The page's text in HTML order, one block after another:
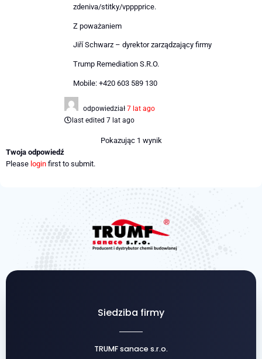
zdeniva/stitky/vpppprice.
Z poważaniem
Jiří Schwarz – dyrektor zarządzający firmy
Trump Remediation S.R.O.
Mobile: +420 603 589 130
odpowiedział 7 lat ago
last edited 7 lat ago
Pokazując 1 wynik
Twoja odpowiedź
Please login first to submit.
Siedziba firmy
TRUMF sanace s.r.o.